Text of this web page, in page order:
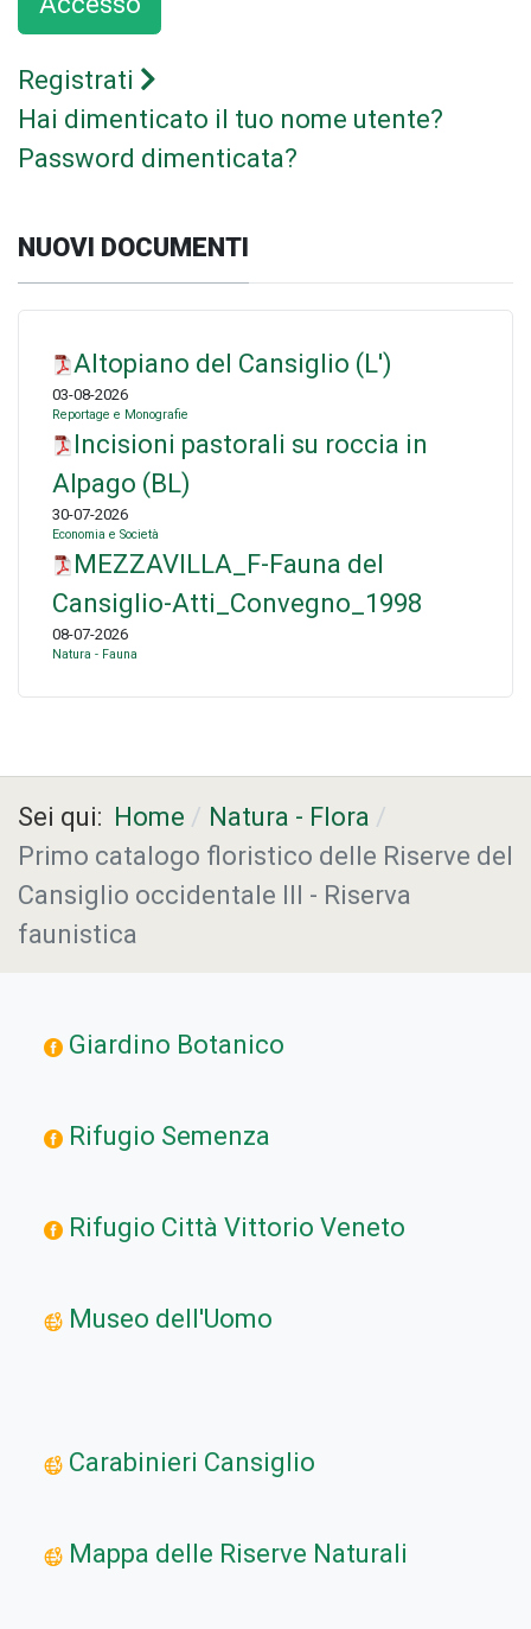
Registrati
Hai dimenticato il tuo nome utente?
Password dimenticata?
NUOVI DOCUMENTI
Altopiano del Cansiglio (L')
03-08-2026
Reportage e Monografie
Incisioni pastorali su roccia in
Alpago (BL)
30-07-2026
Economia e Società
MEZZAVILLA_F-Fauna del
Cansiglio-Atti_Convegno_1998
08-07-2026
Natura - Fauna
Sei qui: Home
Natura - Flora
Primo catalogo floristico delle Riserve del
Cansiglio occidentale III - Riserva
faunistica
Giardino Botanico
Rifugio Semenza
Rifugio Città Vittorio Veneto
Museo dell'Uomo
Carabinieri Cansiglio
Mappa delle Riserve Naturali